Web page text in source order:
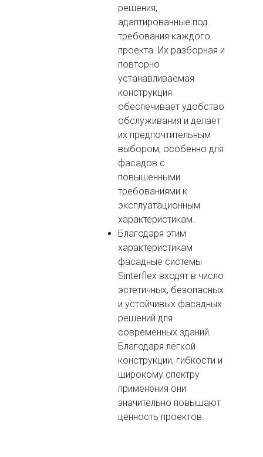
решения,
адаптированные под
требования каждого
проекта. Их разборная и
повторно
устанавливаемая
конструкция
обеспечивает удобство
обслуживания и делает
их предпочтительным
выбором, особенно для
фасадов с
повышенными
требованиями к
эксплуатационным
характеристикам.
Благодаря этим
характеристикам
фасадные системы
Sinterflex входят в число
эстетичных, безопасных
и устойчивых фасадных
решений для
современных зданий.
Благодаря лёгкой
конструкции, гибкости и
широкому спектру
применения они
значительно повышают
ценность проектов.